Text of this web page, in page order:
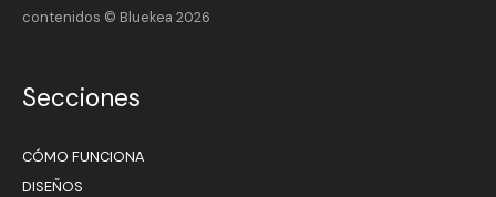
contenidos © Bluekea 2026
Secciones
CÓMO FUNCIONA
DISEÑOS